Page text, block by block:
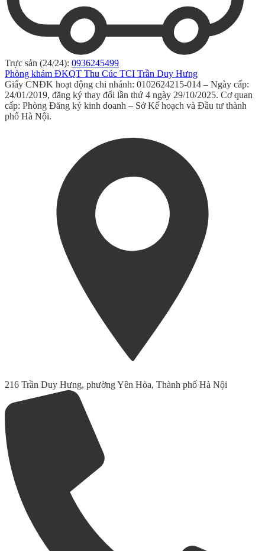
Trực sản (24/24): 0936245499
Phòng khám ĐKQT Thu Cúc TCI Trần Duy Hưng
Giấy CNĐK hoạt động chi nhánh: 0102624215-014 – Ngày cấp:
24/01/2019, đăng ký thay đổi lần thứ 4 ngày 29/10/2025. Cơ quan
cấp: Phòng Đăng ký kinh doanh – Sở Kế hoạch và Đầu tư thành
phố Hà Nội.
216 Trần Duy Hưng, phường Yên Hòa, Thành phố Hà Nội